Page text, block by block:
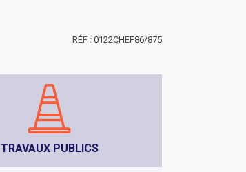
0122CHEF86/875
TRAVAUX PUBLICS